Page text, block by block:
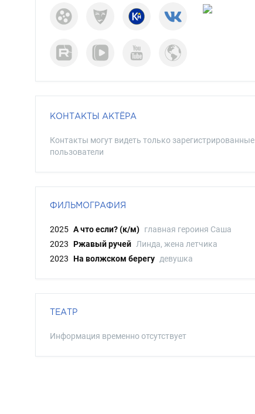
Длина волос
КОНТАКТЫ АКТЁРА
Контакты могут видеть только зарегистрированные
пользователи
ФИЛЬМОГРАФИЯ
2025 А что если? (к/м) главная героиня Саша
2023 Ржавый ручей Линда, жена летчика
2023 На волжском берегу девушка
ТЕАТР
Информация временно отсутствует